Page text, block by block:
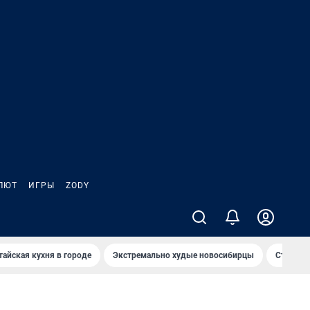
ИГРЫ ZODY
кухня в городе Экстремально худые новосибирцы Старт